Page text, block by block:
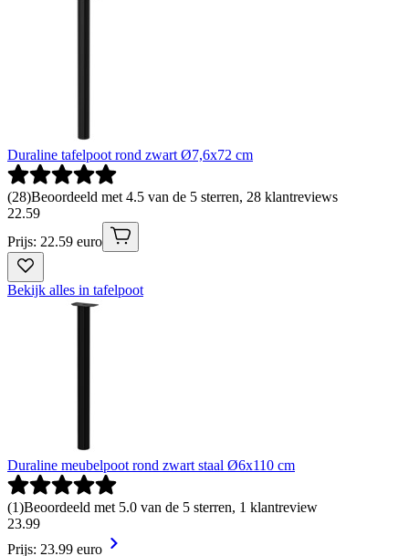
Duraline tafelpoot rond zwart Ø7,6x72 cm
(28)Beoordeeld met 4.5 van de 5 sterren, 28 klantreviews
22.59
Prijs: 22.59 euro
Bekijk alles in tafelpoot
Duraline meubelpoot rond zwart staal Ø6x110 cm
(1)Beoordeeld met 5.0 van de 5 sterren, 1 klantreview
23.99
Prijs: 23.99 euro